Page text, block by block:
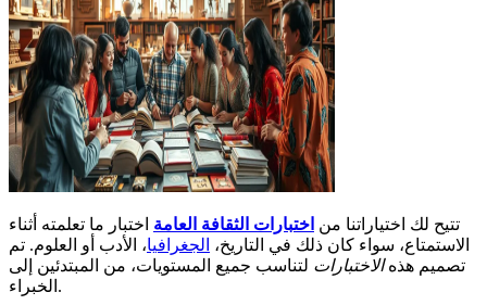
تتيح لك اختياراتنا من اختبارات الثقافة العامة اختبار ما تعلمته أثناء
الاستمتاع، سواء كان ذلك في التاريخ، الجغرافيا، الأدب أو العلوم. تم
تصميم هذهالاختبارات لتناسب جميع المستويات، من المبتدئين إلى
الخبراء.